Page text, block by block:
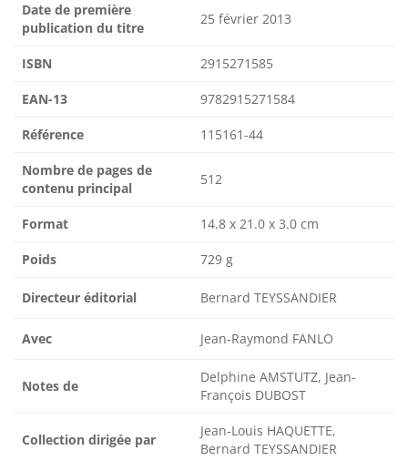
Date de première
publication du titre
25 février 2013
ISBN 2915271585
EAN-13 9782915271584
Référence 115161-44
Nombre de pages de
contenu principal
512
Format 14.8 x 21.0 x 3.0 cm
Poids 729 g
Directeur éditorial Bernard TEYSSANDIER
Avec Jean-Raymond FANLO
Notes de
Delphine AMSTUTZ, Jean-
François DUBOST
Collection dirigée par
Jean-Louis HAQUETTE,
Bernard TEYSSANDIER